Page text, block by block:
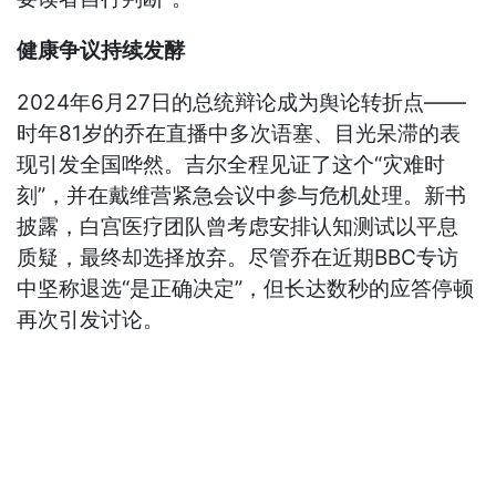
健康争议持续发酵
2024年6月27日的总统辩论成为舆论转折点——
时年81岁的乔在直播中多次语塞、目光呆滞的表
现引发全国哗然。吉尔全程见证了这个“灾难时
刻”，并在戴维营紧急会议中参与危机处理。新书
披露，白宫医疗团队曾考虑安排认知测试以平息
质疑，最终却选择放弃。尽管乔在近期BBC专访
中坚称退选“是正确决定”，但长达数秒的应答停顿
再次引发讨论。